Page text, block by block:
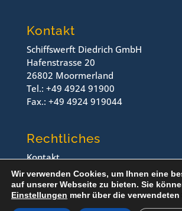
Kontakt
Schiffswerft Diedrich GmbH
Hafenstrasse 20
26802 Moormerland
Tel.: +49 4924 91900
Fax.: +49 4924 919044
Rechtliches
Kontakt
Impressum
Datenschutz
© Schiffswerft Diedrich, 2024
Wir verwenden Cookies, um Ihnen eine
auf unserer Webseite zu bieten. Sie
Einstellungen mehr über die